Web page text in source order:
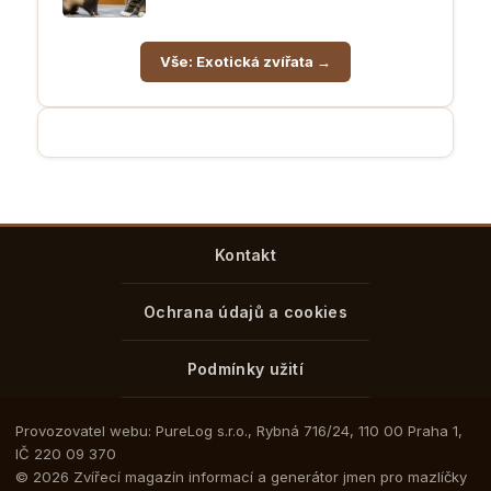
Vše: Exotická zvířata →
Kontakt
Ochrana údajů a cookies
Podmínky užití
Provozovatel webu: PureLog s.r.o., Rybná 716/24, 110 00 Praha 1,
IČ 220 09 370
© 2026 Zvířecí magazín informací a generátor jmen pro mazlíčky